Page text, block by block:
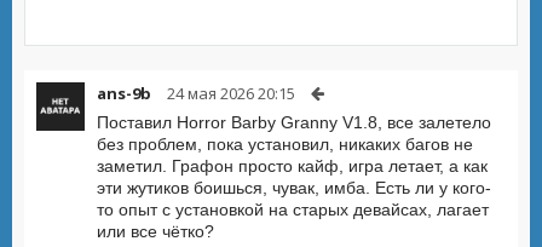
ans-9b 24 мая 2026 20:15
Поставил Horror Barby Granny V1.8, все залетело
без проблем, пока установил, никаких багов не
заметил. Графон просто кайф, игра летает, а как
эти жутиков боишься, чувак, имба. Есть ли у кого-
то опыт с установкой на старых девайсах, лагает
или все чётко?